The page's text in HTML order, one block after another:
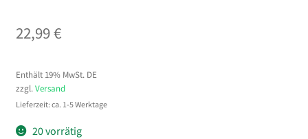
22,99€
Enthält 19% MwSt. DE
zzgl. Versand
Lieferzeit: ca. 1-5 Werktage
20 vorrätig